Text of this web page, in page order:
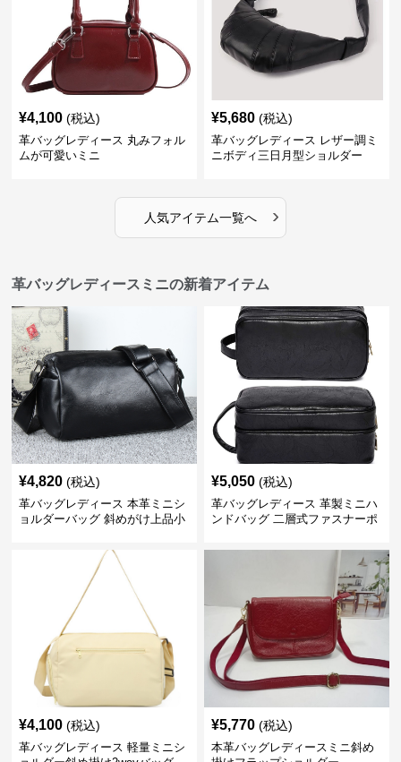
¥4,100 (税込)
革バッグレディース 丸みフォル
ムが可愛いミニ
¥5,680 (税込)
革バッグレディース レザー調ミ
ニボディ三日月型ショルダー
人気アイテム一覧へ ›
革バッグレディースミニの新着アイテム
¥4,820 (税込)
革バッグレディース 本革ミニシ
ョルダーバッグ 斜めがけ上品小
¥5,050 (税込)
革バッグレディース 革製ミニハ
ンドバッグ 二層式ファスナーポ
¥4,100 (税込)
革バッグレディース 軽量ミニシ
¥5,770 (税込)
本革バッグレディースミニ斜め